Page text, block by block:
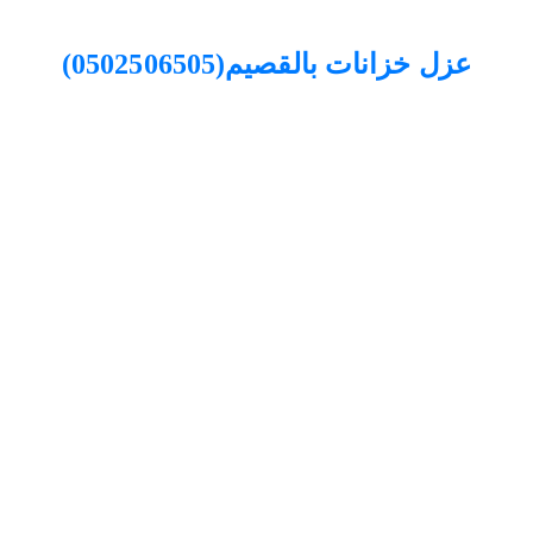
عزل خزانات بالقصيم(0502506505)